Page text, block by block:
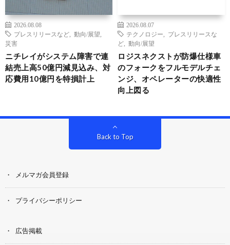
2026.08.08
プレスリリースなど
動向/展望
災害
ニチレイがシステム障害で連
結売上高50億円減見込み、対
応費用10億円を特損計上
2026.08.07
テクノロジー
プレスリリースな
ど
動向/展望
ロジスネクストが防爆仕様車
のフォークをフルモデルチェ
ンジ、オペレーターの快適性
向上図る
Back to Top
メルマガ会員登録
プライバシーポリシー
広告掲載